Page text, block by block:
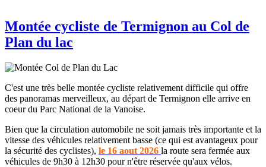
Montée cycliste de Termignon au Col de
Plan du lac
C'est une très belle montée cycliste relativement difficile qui offre
des panoramas merveilleux, au départ de Termignon elle arrive en
coeur du Parc National de la Vanoise.
Bien que la circulation automobile ne soit jamais très importante et la
vitesse des véhicules relativement basse (ce qui est avantageux pour
la sécurité des cyclistes), le 16 aout 2026 la route sera fermée aux
véhicules de 9h30 à 12h30 pour n'être réservée qu'aux vélos.